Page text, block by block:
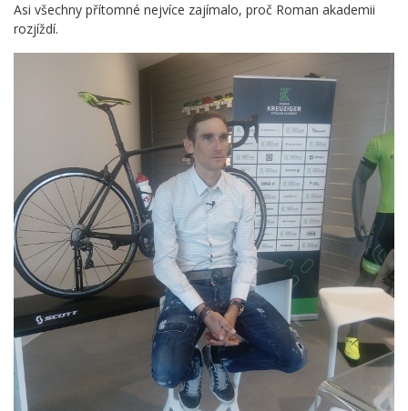
Asi všechny přítomné nejvíce zajímalo, proč Roman akademii
rozjíždí.